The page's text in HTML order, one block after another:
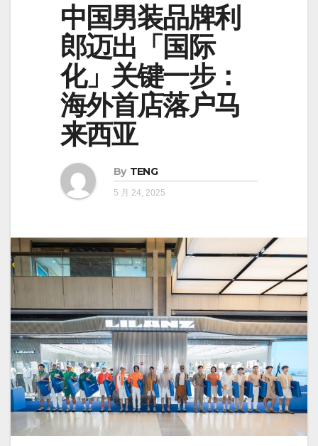
中国男装品牌利
郎迈出「国际
化」关键一步：
海外首店落户马
来西亚
By TENG
5 月 24, 2025